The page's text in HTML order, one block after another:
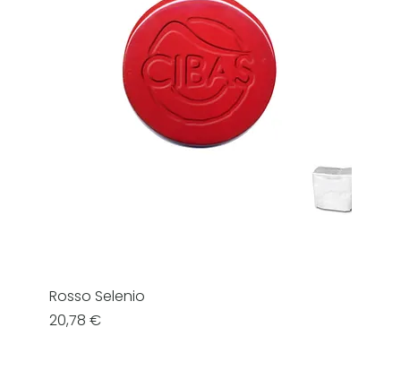
Rosso Selenio
Prezzo
20,78 €